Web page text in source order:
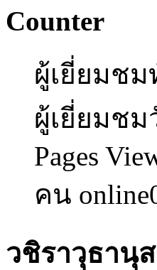
Counter
ผู้เยี่ยมช
ผู้เยี่ยมช
Pages
คน online
วชิราวุธา